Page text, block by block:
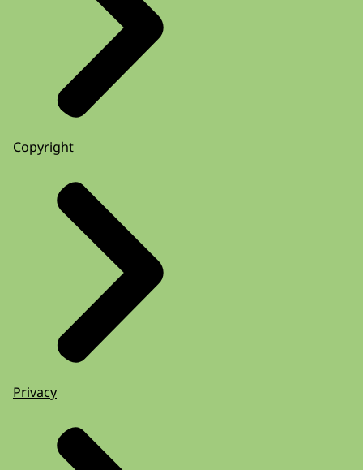
Copyright
Privacy